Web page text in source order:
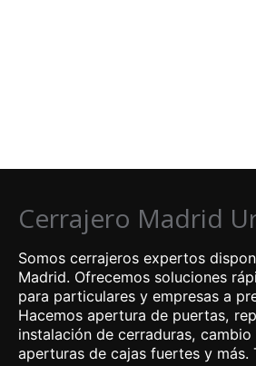
Cerrajero Madrid
Somos cerrajeros expertos
Madrid. Ofrecemos soluciones
para particulares y empresas a
Hacemos apertura de puertas,
instalación de cerraduras,
aperturas de cajas fuertes y más.